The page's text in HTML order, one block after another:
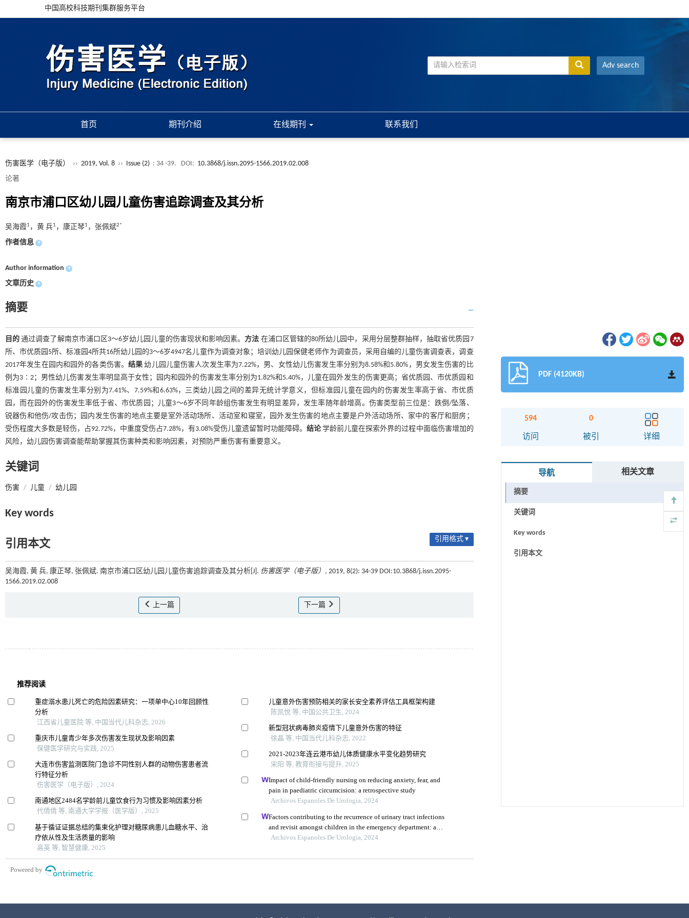
中国高校科技期刊集群服务平台
Adv search
首页 期刊介绍 在线期刊 联系我们
伤害医学（电子版） ›› 2019, Vol. 8 ›› Issue (2) : 34 -39. DOI: 10.3868/j.issn.2095-1566.2019.02.008
论著
南京市浦口区幼儿园儿童伤害追踪调查及其分析
吴海霞1 ，黄 兵1 ，康正琴1 ，张佩斌2*
作者信息 +
Author information +
文章历史 +
摘要
目的 通过调查了解南京市浦口区3～6岁幼儿园儿童的伤害现状和影响因素。方法 在浦口区管辖的80所幼儿园中，采用分层整群抽样，抽取省优质园7
所、市优质园5所、标准园4所共16所幼儿园的3～6岁4947名儿童作为调查对象；培训幼儿园保健老师作为调查员，采用自编的儿童伤害调查表，调查
2017年发生在园内和园外的各类伤害。结果 幼儿园儿童伤害人次发生率为7.22%，男、女性幼儿伤害发生率分别为8.58%和5.80%，男女发生伤害的比
例为3∶2；男性幼儿伤害发生率明显高于女性；园内和园外的伤害发生率分别为1.82%和5.40%，儿童在园外发生的伤害更高；省优质园、市优质园和
标准园儿童的伤害发生率分别为7.41%、7.59%和6.63%，三类幼儿园之间的差异无统计学意义，但标准园儿童在园内的伤害发生率高于省、市优质
园，而在园外的伤害发生率低于省、市优质园；儿童3～6岁不同年龄组伤害发生有明显差异，发生率随年龄增高。伤害类型前三位是：跌倒/坠落、
锐器伤和他伤/攻击伤；园内发生伤害的地点主要是室外活动场所、活动室和寝室，园外发生伤害的地点主要是户外活动场所、家中的客厅和厨房；
受伤程度大多数是轻伤，占92.72%，中重度受伤占7.28%，有3.08%受伤儿童遗留暂时功能障碍。结论学龄前儿童在探索外界的过程中面临伤害增加的
风险，幼儿园伤害调查能帮助掌握其伤害种类和影响因素，对预防严重伤害有重要意义。
关键词
伤害 / 儿童 / 幼儿园
Key words
引用本文 引用格式 ▾
吴海霞, 黄 兵, 康正琴, 张佩斌. 南京市浦口区幼儿园儿童伤害追踪调查及其分析[J]. 伤害医学（电子版） , 2019, 8(2): 34-39 DOI:10.3868/j.issn.2095-
1566.2019.02.008
上一篇 下一篇
PDF (4120KB)
594
访问
0
被引 详细
导航 相关文章
摘要
关键词
Key words
引用本文